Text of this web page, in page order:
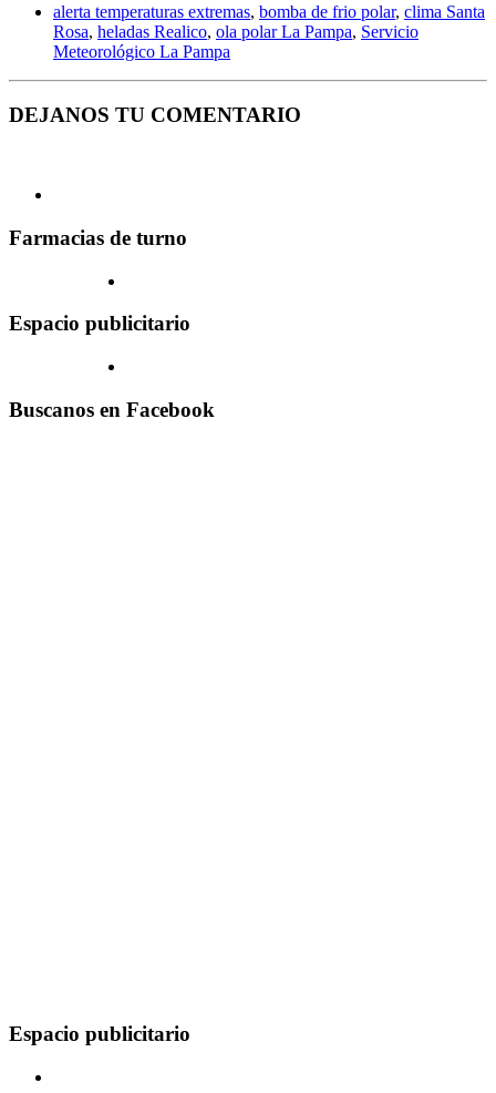
alerta temperaturas extremas, bomba de frio polar, clima Santa
Rosa, heladas Realico, ola polar La Pampa, Servicio
Meteorológico La Pampa
DEJANOS TU COMENTARIO
Farmacias de turno
Espacio publicitario
Buscanos en Facebook
Espacio publicitario